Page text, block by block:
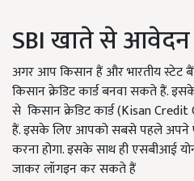
SBI खाते से
अगर आप किसान हैं और भारतीय स्टेट
किसान क्रेडिट कार्ड बनवा सकते हैं.
से किसान क्रेडिट कार्ड (Kisan
हैं. इसके लिए आपको सबसे पहले अपने
करना होगा. इसके साथ ही एसबीआई
जाकर लॉगइन कर सकते हैं